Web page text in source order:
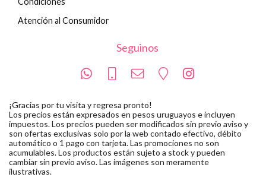
Atención al Consumidor
Seguinos
¡Gracias por tu visita y regresa pronto!
Los precios están expresados en pesos uruguayos e incluyen
impuestos. Los precios pueden ser modificados sin previo aviso y
son ofertas exclusivas solo por la web contado efectivo, débito
automático o 1 pago con tarjeta. Las promociones no son
acumulables. Los productos están sujeto a stock y pueden
cambiar sin previo aviso. Las imágenes son meramente
ilustrativas.